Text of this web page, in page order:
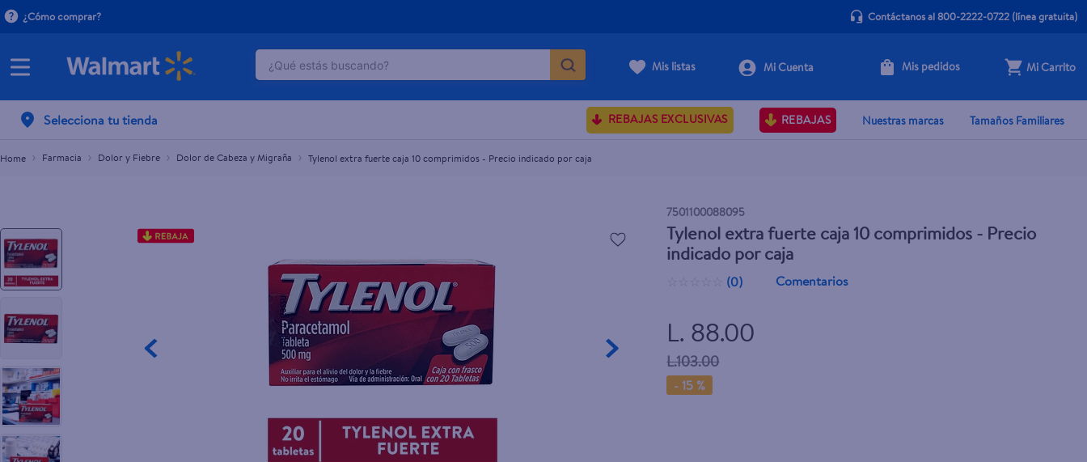
¿Cómo comprar? Contáctanos al 800-2222-0722(línea gratuita)
¿Qué estás buscando?
Mis listas Mis pedidos Mi Carrito
Selecciona tu tienda REBAJAS EXCLUSIVAS REBAJAS Nuestras marcas Tamaños Familiares
Farmacia Dolor y Fiebre Dolor de Cabeza y Migraña Tylenol extra fuerte caja 10 comprimidos - Precio indicado por caja
7501100088095
Tylenol extra fuerte caja 10 comprimidos - Precio
indicado por caja
(0) Comentarios
L. 88.00
L.103.00
-15 %
Tylenol extra fuerte caja 10 comprimidos - Precio indicado por caja
L.88.00
+ Agregar
TÉRMINOS MÁS BUSCADOS
.
dove uv
6.
gillette venus
.
pañales
8.
goodyear
9.
dove
10. aceite